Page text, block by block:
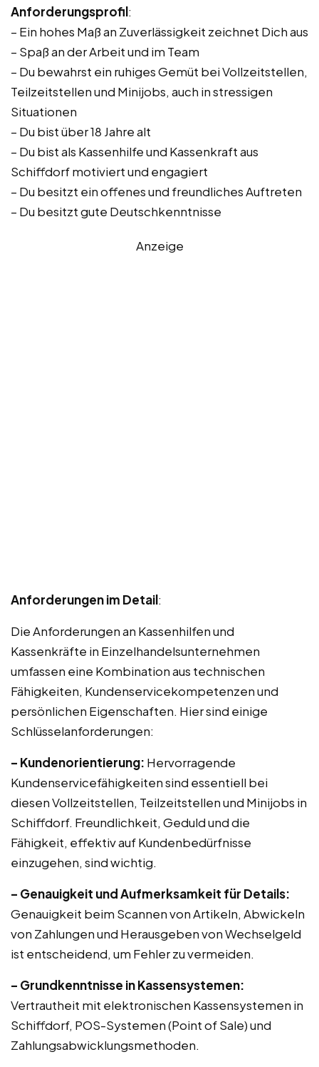
Anforderungsprofil:
– Ein hohes Maß an Zuverlässigkeit zeichnet Dich aus
– Spaß an der Arbeit und im Team
– Du bewahrst ein ruhiges Gemüt bei Vollzeitstellen,
Teilzeitstellen und Minijobs, auch in stressigen
Situationen
– Du bist über 18 Jahre alt
– Du bist als Kassenhilfe und Kassenkraft aus
Schiffdorf motiviert und engagiert
– Du besitzt ein offenes und freundliches Auftreten
– Du besitzt gute Deutschkenntnisse
Anzeige
Anforderungen im Detail:
Die Anforderungen an Kassenhilfen und
Kassenkräfte in Einzelhandelsunternehmen
umfassen eine Kombination aus technischen
Fähigkeiten, Kundenservicekompetenzen und
persönlichen Eigenschaften. Hier sind einige
Schlüsselanforderungen:
– Kundenorientierung: Hervorragende
Kundenservicefähigkeiten sind essentiell bei
diesen Vollzeitstellen, Teilzeitstellen und Minijobs in
Schiffdorf. Freundlichkeit, Geduld und die
Fähigkeit, effektiv auf Kundenbedürfnisse
einzugehen, sind wichtig.
– Genauigkeit und Aufmerksamkeit für Details:
Genauigkeit beim Scannen von Artikeln, Abwickeln
von Zahlungen und Herausgeben von Wechselgeld
ist entscheidend, um Fehler zu vermeiden.
– Grundkenntnisse in Kassensystemen:
Vertrautheit mit elektronischen Kassensystemen in
Schiffdorf, POS-Systemen (Point of Sale) und
Zahlungsabwicklungsmethoden.